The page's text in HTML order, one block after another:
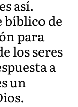
así.
bíblico de
para
los seres
a
un